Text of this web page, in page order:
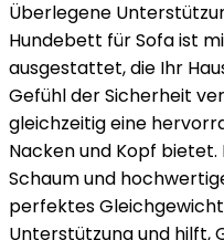
Überlegene
Hundebett für Sofa ist
ausgestattet, die Ihr
Gefühl der Sicherheit
gleichzeitig eine
Nacken und Kopf
Schaum und
perfektes
Unterstützung und hilft,